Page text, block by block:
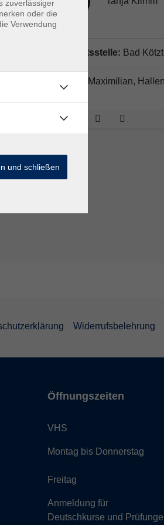
Geschäftsstelle: Bad
Klinikum Maximilian,
Widerrufsbelehrung
Öffnungszeiten
VHS
Montag bis Donnerstag
Freitag
Anmeldung für
Deutschkurse und
zuverlässiger
oder die
Verwendung
und schließen